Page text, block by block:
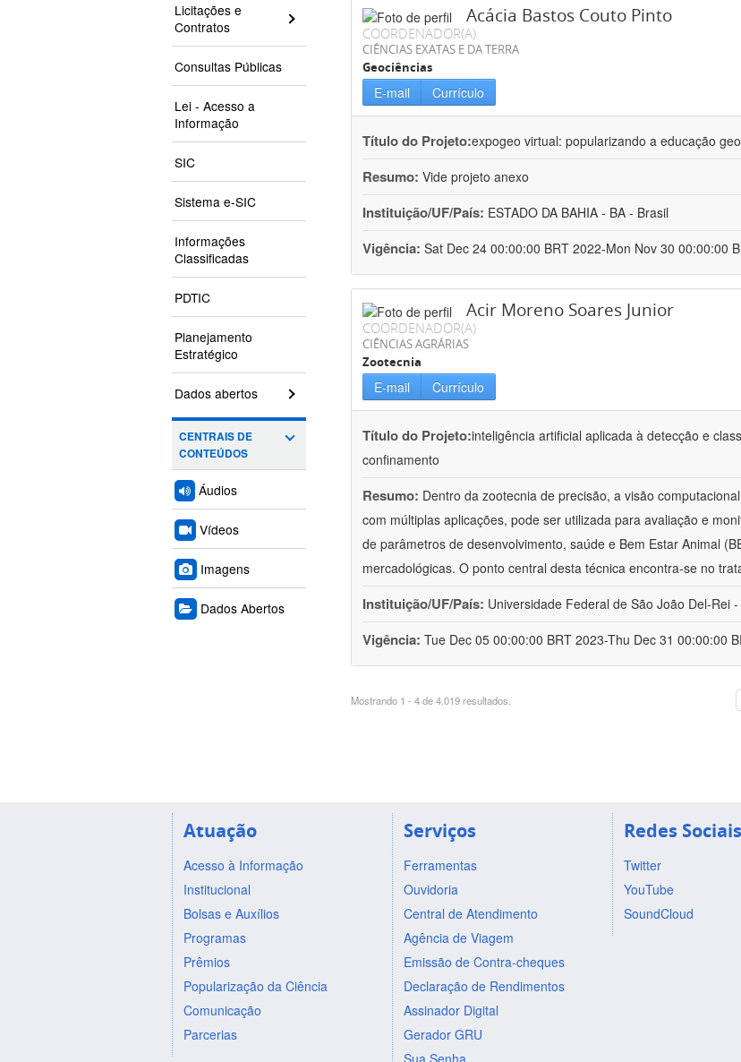
Licitações e
Contratos
Consultas Públicas
Lei - Acesso a
Informação
SIC
Sistema e-SIC
Informações
Classificadas
PDTIC
Planejamento
Estratégico
Dados abertos
CENTRAIS DE
CONTEÚDOS
Áudios
Vídeos
Imagens
Dados Abertos
Acácia Bastos Couto Pinto
COORDENADOR(A)
CIÊNCIAS EXATAS E DA TERRA
Geociências
E-mail Currículo
Título do Projeto:expogeo virtual: popularizando a educação
Resumo: Vide projeto anexo
Instituição/UF/País: ESTADO DA BAHIA - BA - Brasil
Vigência: Sat Dec 24 00:00:00 BRT 2022-Mon Nov 30 00:00:00
Acir Moreno Soares Junior
COORDENADOR(A)
CIÊNCIAS AGRÁRIAS
Zootecnia
E-mail Currículo
Título do Projeto:inteligência artificial aplicada à detecção e
confinamento
Resumo: Dentro da zootecnia de precisão, a visão
com múltiplas aplicações, pode ser utilizada para avaliação e
de parâmetros de desenvolvimento, saúde e Bem Estar Animal
mercadológicas. O ponto central desta técnica encontra-se no
Instituição/UF/País: Universidade Federal de São João Del-Rei
Vigência: Tue Dec 05 00:00:00 BRT 2023-Thu Dec 31 00:00:00
Mostrando 1 - 4 de 4.019 resultados.
Atuação
Acesso à Informação
Institucional
Bolsas e Auxílios
Programas
Prêmios
Popularização da Ciência
Comunicação
Parcerias
Serviços
Ferramentas
Ouvidoria
Central de Atendimento
Agência de Viagem
Emissão de Contra-cheques
Declaração de Rendimentos
Assinador Digital
Gerador GRU
Sua Senha
Redes Sociais
Twitter
YouTube
SoundCloud